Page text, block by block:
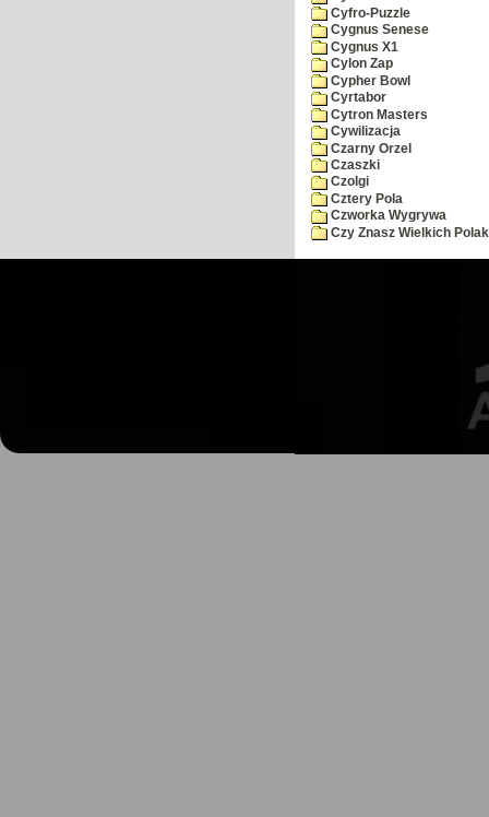
Cyfro-Puzzle
Cygnus Senese
Cygnus X1
Cylon Zap
Cypher Bowl
Cyrtabor
Cytron Masters
Cywilizacja
Czarny Orzel
Czaszki
Czolgi
Cztery Pola
Czworka Wygrywa
Czy Znasz Wielkich